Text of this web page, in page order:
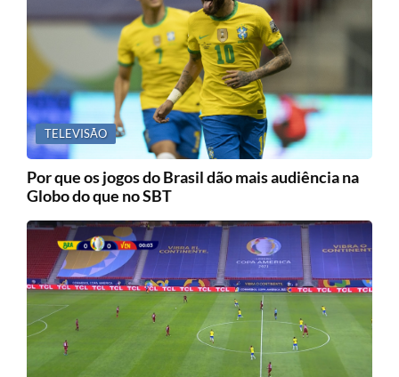
TELEVISÃO
Por que os jogos do Brasil dão mais audiência na
Globo do que no SBT